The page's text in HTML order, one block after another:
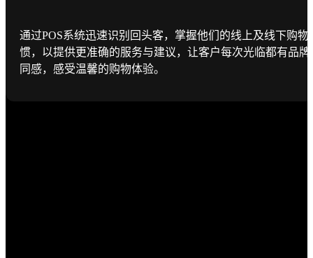
通过POS系统迅速识别回头客，掌握他们的线上及线下购物
惯，以提供更准确的服务与建议，让客户每次光临都有品牌
同感，感受温馨的购物体验。